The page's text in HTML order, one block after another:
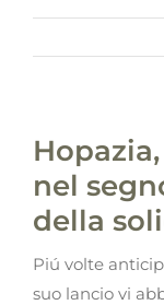
nel
della
Piú volte
suo lancio vi